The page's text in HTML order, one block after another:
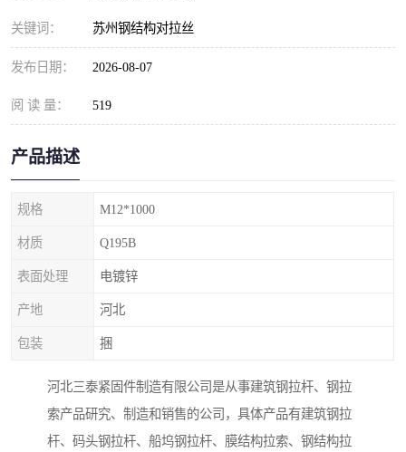
关键词： 苏州钢结构对拉丝
发布日期： 2026-08-07
阅 读 量： 519
产品描述
规格 M12*1000
材质 Q195B
表面处理 电镀锌
产地 河北
包装 捆
河北三泰紧固件制造有限公司是从事建筑钢拉杆、钢拉
索产品研究、制造和销售的公司，具体产品有建筑钢拉
杆、码头钢拉杆、船坞钢拉杆、膜结构拉索、钢结构拉